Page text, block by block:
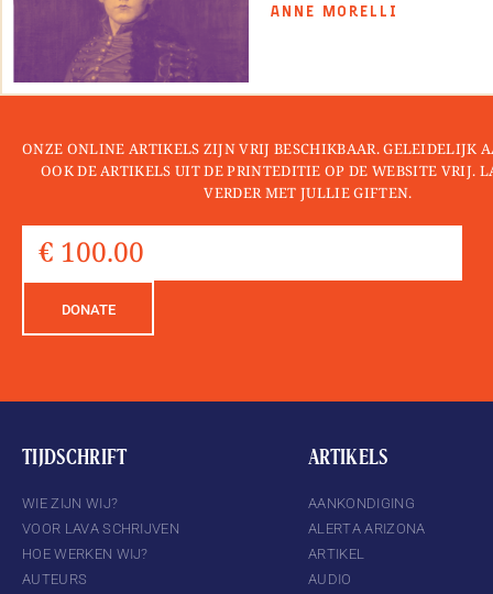
ANNE MORELLI
ONZE ONLINE ARTIKELS ZIJN VRIJ BESCHIKBAAR. GELEIDELIJK
OOK DE ARTIKELS UIT DE PRINTEDITIE OP DE WEBSITE VRIJ.
VERDER MET JULLIE GIFTEN.
DONATE
TIJDSCHRIFT
WIE ZIJN WIJ?
VOOR LAVA SCHRIJVEN
HOE WERKEN WIJ?
AUTEURS
ARTIKELS
AANKONDIGING
ALERTA ARIZONA
ARTIKEL
AUDIO